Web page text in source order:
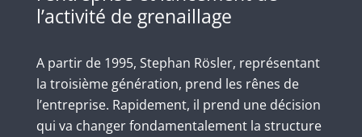
l’activité de grenaillage
A partir de 1995, Stephan Rösler, représentant
la troisième génération, prend les rênes de
l’entreprise. Rapidement, il prend une décision
qui va changer fondamentalement la structure